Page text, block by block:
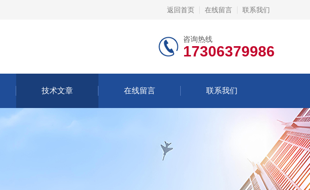
返回首页 在线留言 联系我们
咨询热线
17306379986
技术文章 在线留言 联系我们